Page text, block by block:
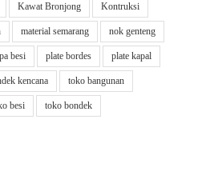
Kawat Bronjong Kontruksi
material semarang nok genteng
besi plate bordes plate kapal
kencana toko bangunan
besi toko bondek